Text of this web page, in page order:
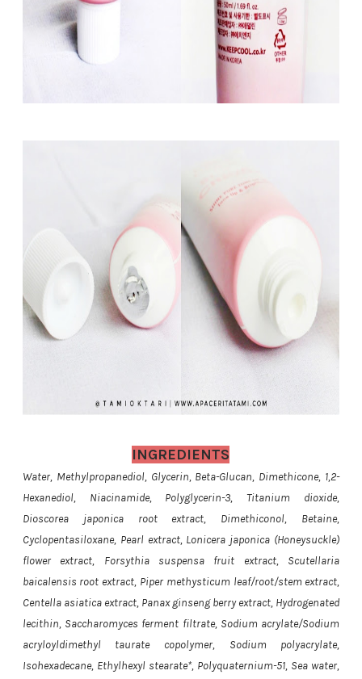
INGREDIENTS
Water, Methylpropanediol, Glycerin, Beta-Glucan, Dimethicone, 1,2-
Hexanediol, Niacinamide, Polyglycerin-3, Titanium dioxide,
Dioscorea japonica root extract, Dimethiconol, Betaine,
Cyclopentasiloxane, Pearl extract, Lonicera japonica (Honeysuckle)
flower extract, Forsythia suspensa fruit extract, Scutellaria
baicalensis root extract, Piper methysticum leaf/root/stem extract,
Centella asiatica extract, Panax ginseng berry extract, Hydrogenated
lecithin, Saccharomyces ferment filtrate, Sodium acrylate/Sodium
acryloyldimethyl taurate copolymer, Sodium polyacrylate,
Isohexadecane, Ethylhexyl stearate*, Polyquaternium-51, Sea water,